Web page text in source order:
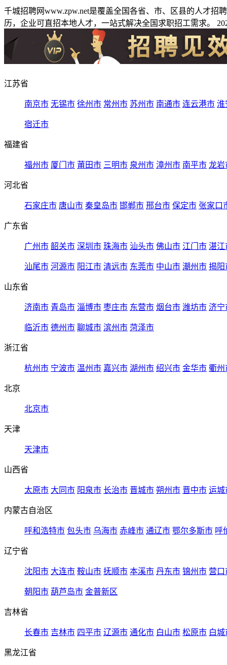
千城招聘网www.zpw.net是覆盖全国各省、市、区县的人才
历，企业可直招本地人才，一站式解决全国求职招工需求。
江苏省
南京市 无锡市 徐州市 常州市 苏州市 南通市 连云港市 淮
宿迁市
福建省
福州市 厦门市 莆田市 三明市 泉州市 漳州市 南平市 龙岩
河北省
石家庄市 唐山市 秦皇岛市 邯郸市 邢台市 保定市 张家口
广东省
广州市 韶关市 深圳市 珠海市 汕头市 佛山市 江门市 湛江
汕尾市 河源市 阳江市 清远市 东莞市 中山市 潮州市 揭阳
山东省
济南市 青岛市 淄博市 枣庄市 东营市 烟台市 潍坊市 济宁
临沂市 德州市 聊城市 滨州市 菏泽市
浙江省
杭州市 宁波市 温州市 嘉兴市 湖州市 绍兴市 金华市 衢州
北京
北京市
天津
天津市
山西省
太原市 大同市 阳泉市 长治市 晋城市 朔州市 晋中市 运城
内蒙古自治区
呼和浩特市 包头市 乌海市 赤峰市 通辽市 鄂尔多斯市 呼
辽宁省
沈阳市 大连市 鞍山市 抚顺市 本溪市 丹东市 锦州市 营口
朝阳市 葫芦岛市 金普新区
吉林省
长春市 吉林市 四平市 辽源市 通化市 白山市 松原市 白城
黑龙江省